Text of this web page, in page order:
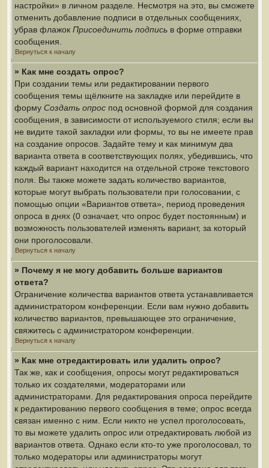
настройки» в личном разделе. Несмотря на это, вы сможете
отменить добавление подписи в отдельных сообщениях,
убрав флажок Присоединить подпись в форме отправки
сообщения.
Вернуться к началу
» Как мне создать опрос?
При создании темы или редактировании первого
сообщения темы щёлкните на закладке или перейдите в
форму Создать опрос под основной формой для создания
сообщения, в зависимости от используемого стиля; если вы
не видите такой закладки или формы, то вы не имеете прав
на создание опросов. Задайте тему и как минимум два
варианта ответа в соответствующих полях, убедившись, что
каждый вариант находится на отдельной строке текстового
поля. Вы также можете задать количество вариантов,
которые могут выбрать пользователи при голосовании, с
помощью опции «Вариантов ответа», период проведения
опроса в днях (0 означает, что опрос будет постоянным) и
возможность пользователей изменять вариант, за который
они проголосовали.
Вернуться к началу
» Почему я не могу добавить больше вариантов
ответа?
Ограничение количества вариантов ответа устанавливается
администратором конференции. Если вам нужно добавить
количество вариантов, превышающее это ограничение,
свяжитесь с администратором конференции.
Вернуться к началу
» Как мне отредактировать или удалить опрос?
Так же, как и сообщения, опросы могут редактироваться
только их создателями, модераторами или
администраторами. Для редактирования опроса перейдите
к редактированию первого сообщения в теме; опрос всегда
связан именно с ним. Если никто не успел проголосовать,
то вы можете удалить опрос или отредактировать любой из
вариантов ответа. Однако если кто-то уже проголосовал, то
только модераторы или администраторы могут